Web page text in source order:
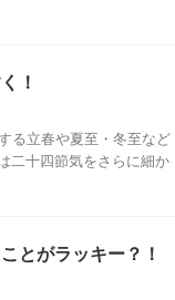
！
る立春や夏至・冬至など
二十四節気をさらに細か
とがラッキー？！